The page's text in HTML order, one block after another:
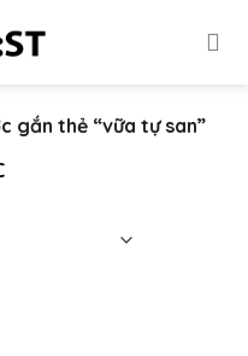
gắn thẻ “vữa tự san”